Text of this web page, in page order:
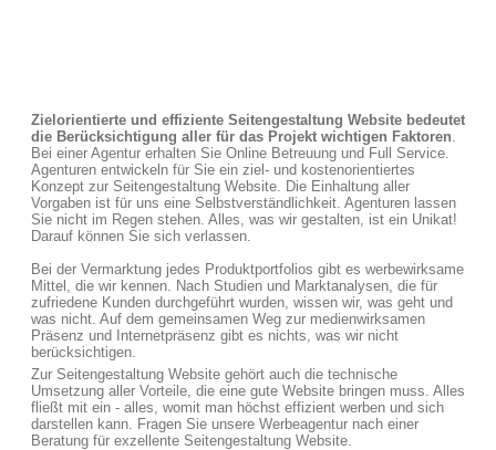
Zielorientierte und effiziente Seitengestaltung Website bedeutet
die Berücksichtigung aller für das Projekt wichtigen Faktoren.
Bei einer Agentur erhalten Sie Online Betreuung und Full Service.
Agenturen entwickeln für Sie ein ziel- und kostenorientiertes
Konzept zur Seitengestaltung Website. Die Einhaltung aller
Vorgaben ist für uns eine Selbstverständlichkeit. Agenturen lassen
Sie nicht im Regen stehen. Alles, was wir gestalten, ist ein Unikat!
Darauf können Sie sich verlassen.
Bei der Vermarktung jedes Produktportfolios gibt es werbewirksame
Mittel, die wir kennen. Nach Studien und Marktanalysen, die für
zufriedene Kunden durchgeführt wurden, wissen wir, was geht und
was nicht. Auf dem gemeinsamen Weg zur medienwirksamen
Präsenz und Internetpräsenz gibt es nichts, was wir nicht
berücksichtigen.
Zur Seitengestaltung Website gehört auch die technische
Umsetzung aller Vorteile, die eine gute Website bringen muss. Alles
fließt mit ein - alles, womit man höchst effizient werben und sich
darstellen kann. Fragen Sie unsere Werbeagentur nach einer
Beratung für exzellente Seitengestaltung Website.